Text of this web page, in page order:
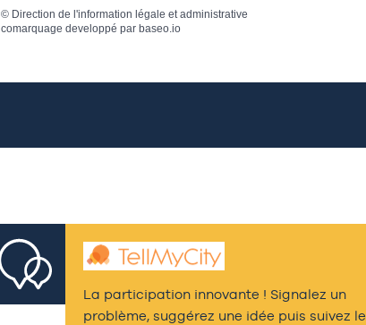
© Direction de l'information légale et administrative
comarquage developpé par baseo.io
La participation innovante ! Signalez un
problème, suggérez une idée puis suivez le